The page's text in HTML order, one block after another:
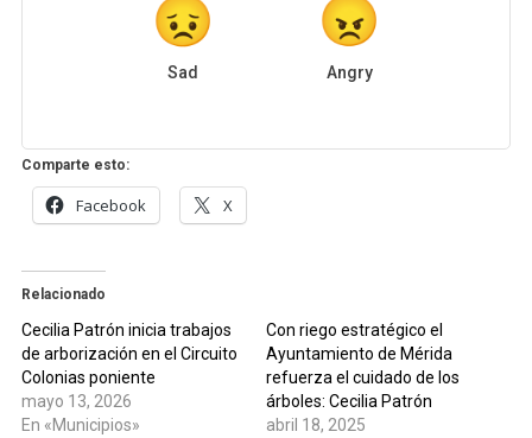
Sad Angry
Comparte esto:
Facebook X
Relacionado
Cecilia Patrón inicia trabajos
de arborización en el Circuito
Colonias poniente
mayo 13, 2026
En «Municipios»
Con riego estratégico el
Ayuntamiento de Mérida
refuerza el cuidado de los
árboles: Cecilia Patrón
abril 18, 2025